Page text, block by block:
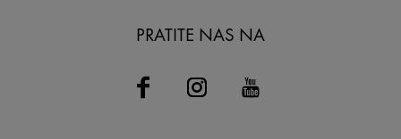
PRATITE NAS NA